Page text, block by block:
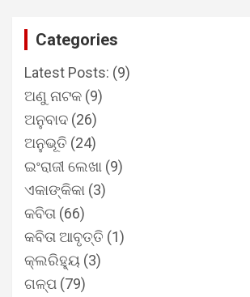
Categories
Latest Posts: (9)
ଅଣୁ ନାଟକ (9)
ଅନୁବାଦ (26)
ଅନୁଭୂତି (24)
ଇଂରାଜୀ ଲେଖା (9)
ଏକାଙ୍କିକା (3)
କବିତା (66)
କବିତା ଆବୃତ୍ତି (1)
କ୍ଲରିହ୍ୟୁ (3)
ଗଳ୍ପ (79)